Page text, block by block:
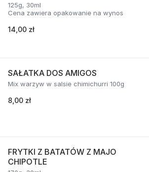
125g, 30ml
Cena zawiera opakowanie na wynos
14,00 zł
SAŁATKA DOS AMIGOS
Mix warzyw w salsie chimichurri 100g
8,00 zł
FRYTKI Z BATATÓW Z MAJO
CHIPOTLE